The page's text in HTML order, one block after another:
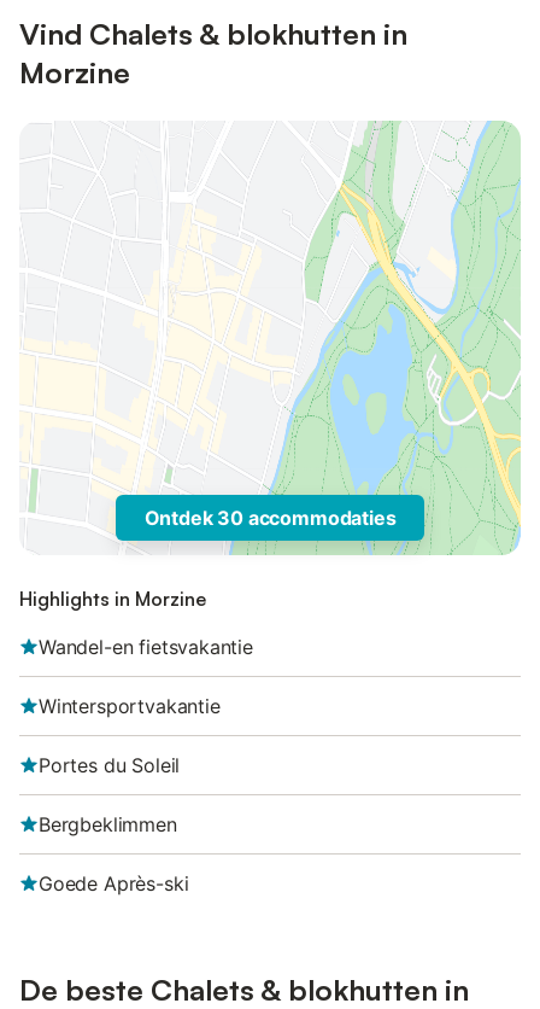
Vind Chalets & blokhutten in
Morzine
Ontdek 30 accommodaties
Highlights in Morzine
Wandel-en fietsvakantie
Wintersportvakantie
Portes du Soleil
Bergbeklimmen
Goede Après-ski
De beste Chalets & blokhutten in